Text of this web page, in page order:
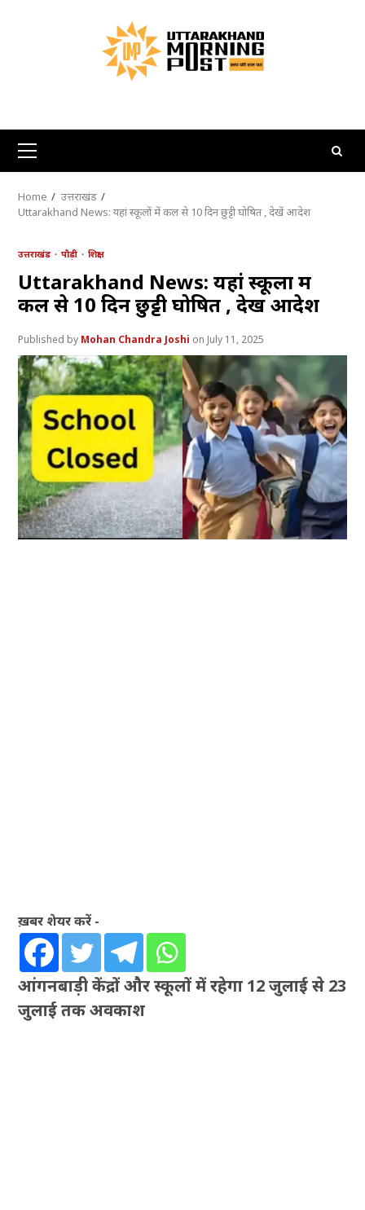
Primary
Menu
Home
उत्तराखंड
Uttarakhand News: यहां स्कूलों में कल से 10 दिन छुट्टी घोषित , देखें आदेश
उत्तराखंड पौड़ी शिक्षा
Uttarakhand News: यहां स्कूलों में
कल से 10 दिन छुट्टी घोषित , देखें आदेश
Mohan Chandra Joshi July 11, 2025
ख़बर शेयर करें -
आंगनबाड़ी केंद्रों और स्कूलों में रहेगा 12 जुलाई से 23
जुलाई तक अवकाश